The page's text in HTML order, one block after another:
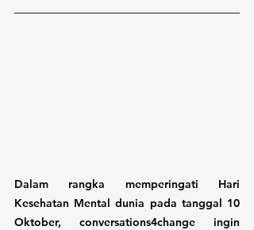
Dalam rangka memperingati Hari
Kesehatan Mental dunia pada tanggal 10
Oktober, conversations4change ingin